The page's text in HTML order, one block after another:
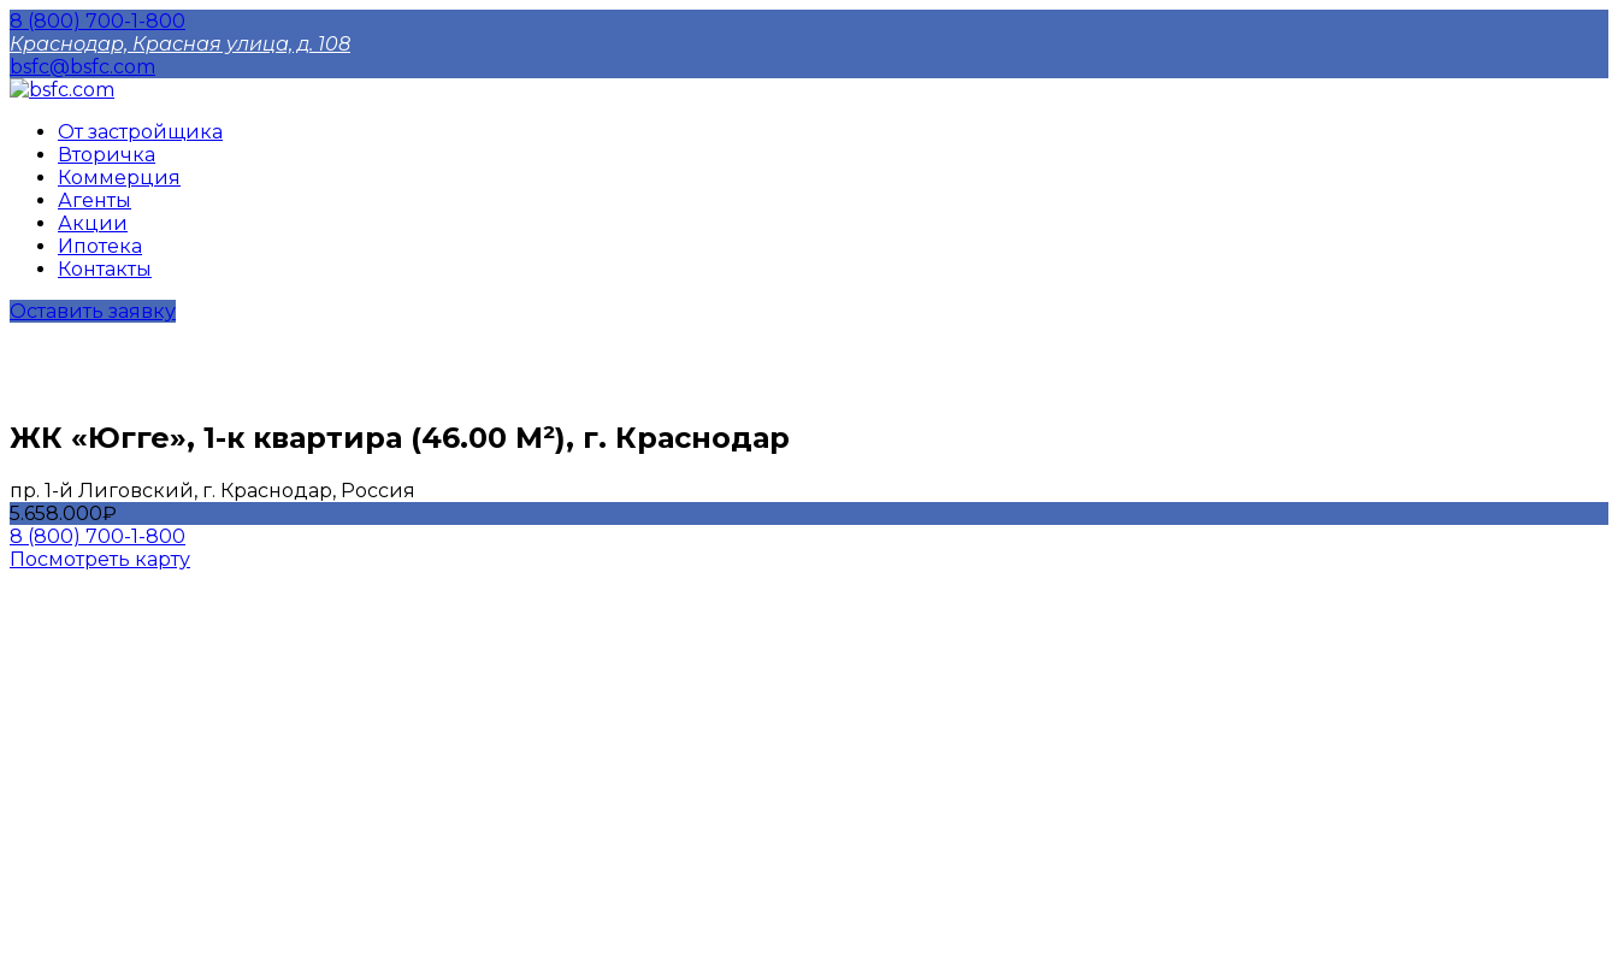
8 (800) 700-1-800
Краснодар, Красная улица, д. 108
bsfc@bsfc.com
От застройщика
Вторичка
Коммерция
Агенты
Акции
Ипотека
Контакты
Оставить заявку
ЖК «Югге», 1-к квартира (46.00 М²), г. Краснодар
пр. 1-й Лиговский, г. Краснодар, Россия
5.658.000₽
8 (800) 700-1-800
Посмотреть карту